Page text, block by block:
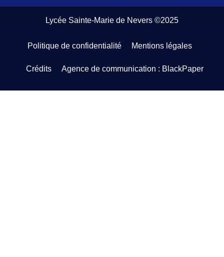
Lycée Sainte-Marie de Nevers ©2025
Politique de confidentialité Mentions légales
Crédits Agence de communication : BlackPaper